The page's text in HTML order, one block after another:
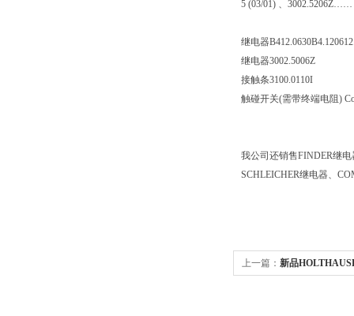
5 (03/01) 、3002.5206Z……
继电器
继电器3002.5006Z
接触条3100.0110I
触碰开关(需带终端电阻)
我公司还销售FINDER继
SCHLEICHER继电器、
上一篇： 新品